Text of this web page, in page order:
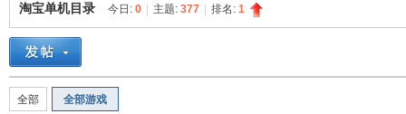
»
淘宝单机目录 今日: 0 主题: 377 排名: 1
全部 全部游戏